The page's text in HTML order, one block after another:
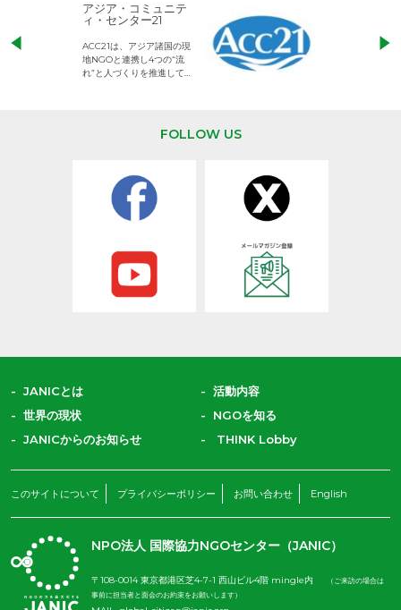
アジア・コミュニテ
ィ・センター21
ACC21は、アジア諸国の現
地NGOと連携し4つの“流
れ”と人づくりを推進してい
児童労働のない
権利が守られた
FOLLOW US
JANICとは
活動内容
世界の現状
NGOを知る
JANICからのお知らせ
THINK Lobby
このサイトについて プライバシーポリシー お問い合わせ English
NPO法人 国際協力NGOセンター（JANIC）
〒108-0014 東京都港区芝4-7-1 西山ビル4階 mingle内
（ご来訪の場合は
事前に担当者と面会のお約束をお願いします）